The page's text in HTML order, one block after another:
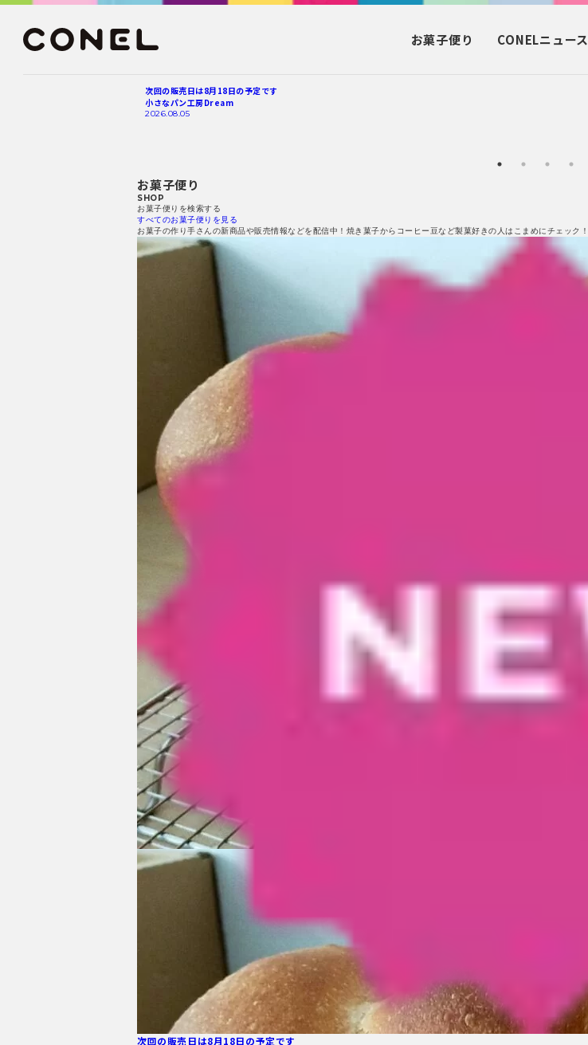
お菓子便り CONELニュース
次回の販売日は8月18日の予定です
小さなパン工房Dream
2026.08.05
お菓子便り
SHOP
お菓子便りを検索する
すべてのお菓子便りを見る
お菓子の作り手さんの新商品や販売情報などを配信中！焼き菓子からコーヒー豆など製菓好きの人はこまめにチェック！
次回の販売日は8月18日の予定です